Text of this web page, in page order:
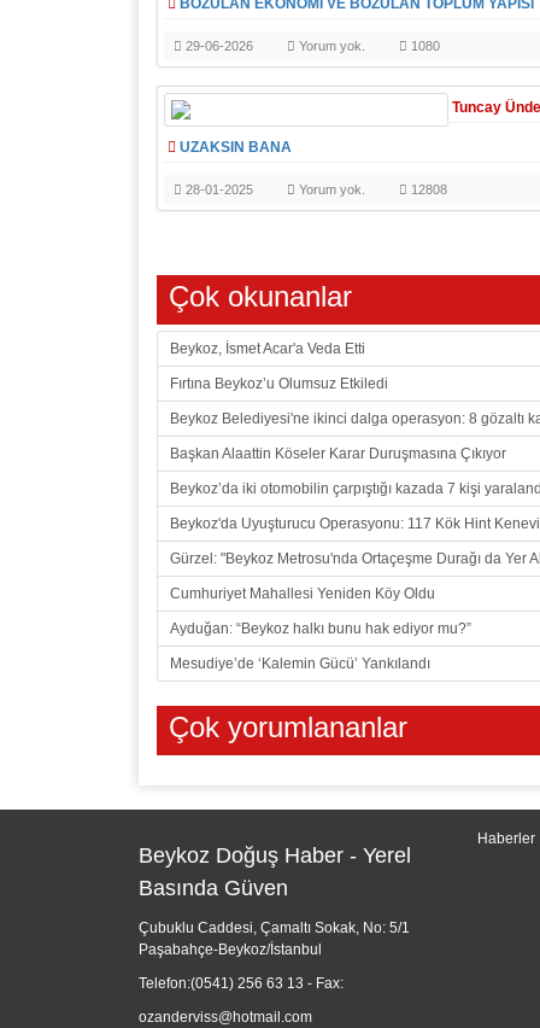
BOZULAN EKONOMİ VE BOZULAN TOPLUM YAPISI
29-06-2026 Yorum yok. 1080
Tuncay Ünde
UZAKSIN BANA
28-01-2025 Yorum yok. 12808
Çok okunanlar
Beykoz, İsmet Acar'a Veda Etti
Fırtına Beykoz’u Olumsuz Etkiledi
Beykoz Belediyesi'ne ikinci dalga operasyon: 8 gözaltı
Başkan Alaattin Köseler Karar Duruşmasına Çıkıyor
Beykoz’da iki otomobilin çarpıştığı kazada 7 kişi
Beykoz'da Uyuşturucu Operasyonu: 117 Kök Hint
Gürzel: "Beykoz Metrosu'nda Ortaçeşme Durağı da Yer
Cumhuriyet Mahallesi Yeniden Köy Oldu
Ayduğan: “Beykoz halkı bunu hak ediyor mu?”
Mesudiye’de ‘Kalemin Gücü’ Yankılandı
Çok yorumlananlar
Beykoz Doğuş Haber - Yerel
Basında Güven
Çubuklu Caddesi, Çamaltı Sokak, No: 5/1
Paşabahçe-Beykoz/İstanbul
Telefon:(0541) 256 63 13 - Fax:
ozanderviss@hotmail.com
Haberler